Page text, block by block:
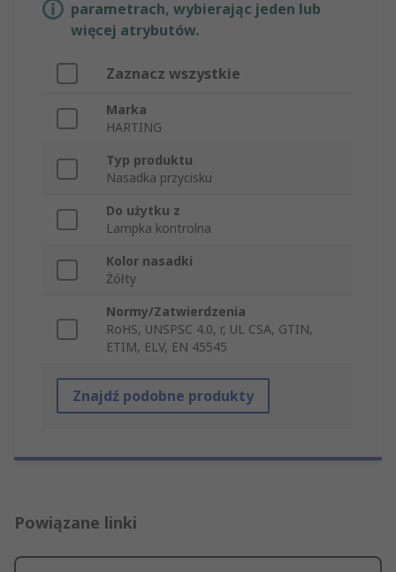
parametrach, wybierając jeden lub
więcej atrybutów.
Zaznacz wszystkie
Marka
HARTING
Typ produktu
Nasadka przycisku
Do użytku z
Lampka kontrolna
Kolor nasadki
Żółty
Normy/Zatwierdzenia
RoHS, UNSPSC 4.0, r, UL CSA, GTIN,
ETIM, ELV, EN 45545
Znajdź podobne produkty
Powiązane linki